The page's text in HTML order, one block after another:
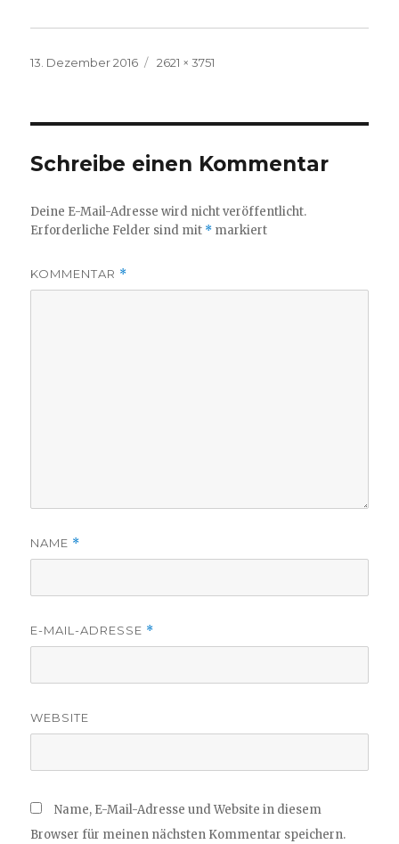
Veröffentlicht
13. Dezember 2016
Volle
2621 × 3751
Schreibe einen Kommentar
Deine E-Mail-Adresse wird nicht veröffentlicht.
Erforderliche Felder sind mit * markiert
KOMMENTAR *
NAME *
E-MAIL-ADRESSE *
WEBSITE
Name, E-Mail-Adresse und Website in diesem
Browser für meinen nächsten Kommentar speichern.